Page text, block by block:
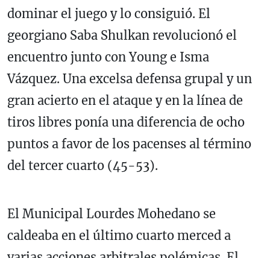
dominar el juego y lo consiguió. El
georgiano Saba Shulkan revolucionó el
encuentro junto con Young e Isma
Vázquez. Una excelsa defensa grupal y un
gran acierto en el ataque y en la línea de
tiros libres ponía una diferencia de ocho
puntos a favor de los pacenses al término
del tercer cuarto (45-53).
El Municipal Lourdes Mohedano se
caldeaba en el último cuarto merced a